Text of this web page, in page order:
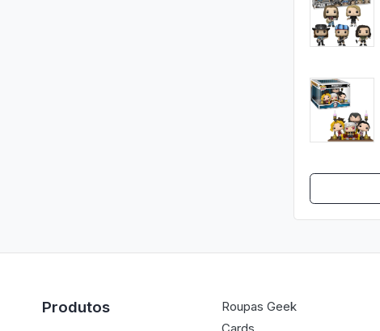
Produtos
Roupas Geek
Cards